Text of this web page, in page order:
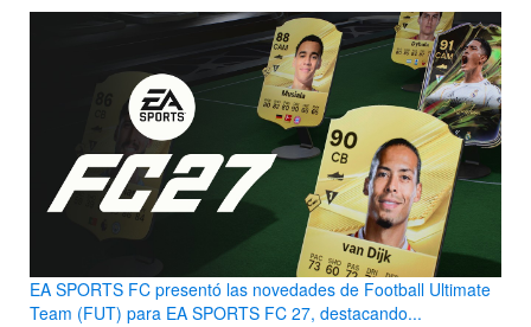
EA SPORTS FC presentó las novedades de Football Ultimate
Team (FUT) para EA SPORTS FC 27, destacando...